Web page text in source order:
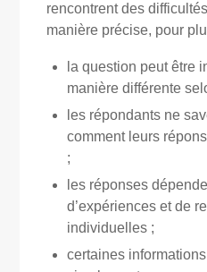
rencontrent des
manière précise, pour
la question peut être
manière différente
les répondants ne
comment leurs
;
les réponses
d’expériences et de
individuelles ;
certaines